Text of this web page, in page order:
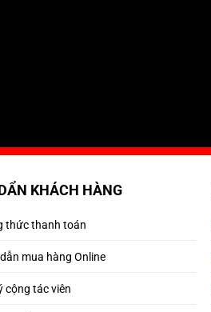
KHÁCH HÀNG
thức thanh toán
mua hàng Online
cộng tác viên